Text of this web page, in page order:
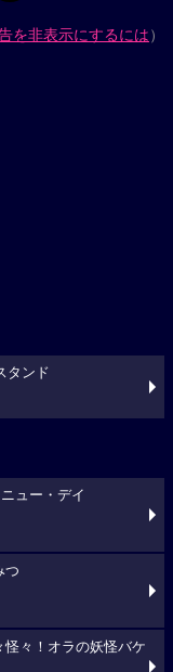
を非表示にするには）
タンド
ュー・デイ
つ
々！オラの妖怪バケ